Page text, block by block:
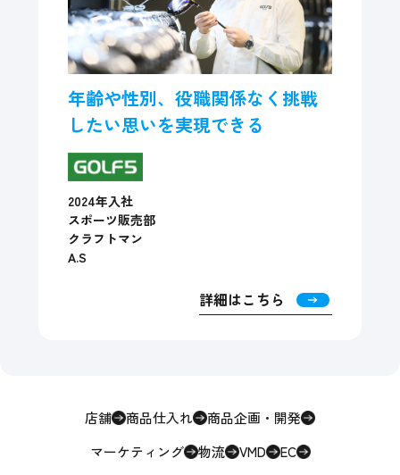
年齢や性別、役職関係なく挑戦
したい思いを実現できる
2024年入社
スポーツ販売部
クラフトマン
A.S
詳細はこちら
店舗 商品仕入れ
商品企画・開発
マーケティング
物流 VMD EC